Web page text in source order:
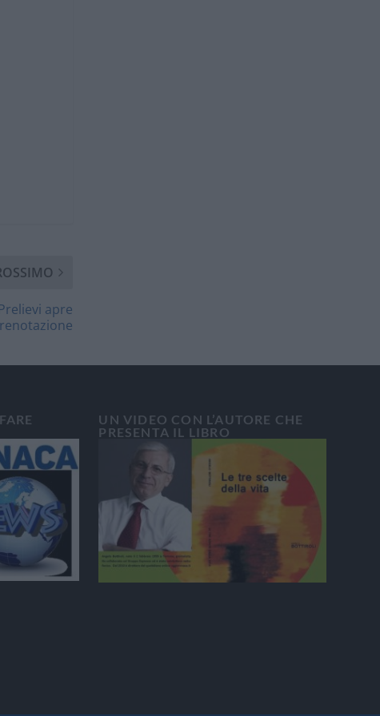
apre
UN VIDEO CON L’AUTORE CHE
PRESENTA IL LIBRO